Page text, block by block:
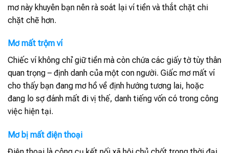
mơ này khuyên bạn nên rà soát lại ví tiền và thắt chặt chi
chặt chẽ hơn.
Mơ mất trộm ví
Chiếc ví không chỉ giữ tiền mà còn chứa các giấy tờ tùy thân
quan trọng – định danh của một con người. Giấc mơ mất ví
cho thấy bạn đang mơ hồ về định hướng tương lai, hoặc
đang lo sợ đánh mất đi vị thế, danh tiếng vốn có trong công
việc hiện tại.
Mơ bị mất điện thoại